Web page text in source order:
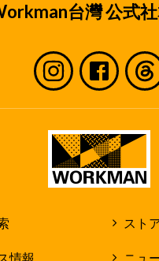
台灣 公式
スト
情報 ニュ